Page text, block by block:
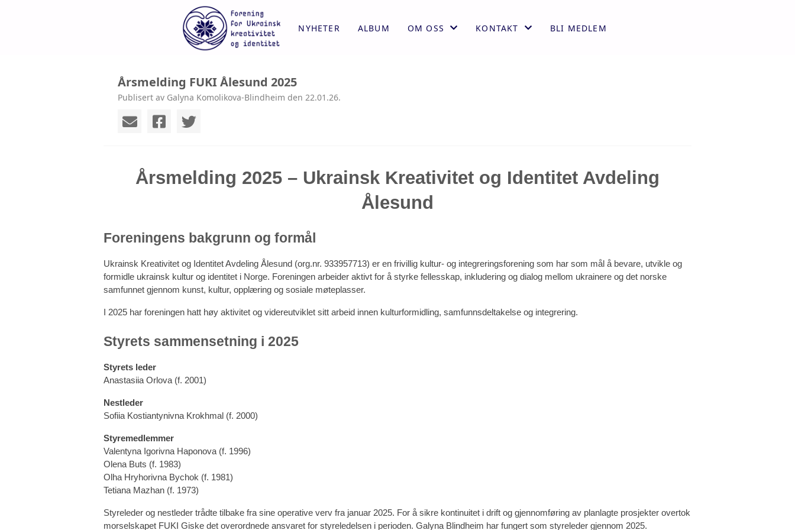
NYHETER ALBUM OM OSS KONTAKT BLI MEDLEM
Årsmelding FUKI Ålesund 2025
Publisert av Galyna Komolikova-Blindheim den 22.01.26.
Årsmelding 2025 – Ukrainsk Kreativitet og Identitet Avdeling
Ålesund
Foreningens bakgrunn og formål
Ukrainsk Kreativitet og Identitet Avdeling Ålesund (org.nr. 933957713) er en frivillig kultur- og integreringsforening som har som mål å bevare, utvikle og
formidle ukrainsk kultur og identitet i Norge. Foreningen arbeider aktivt for å styrke fellesskap, inkludering og dialog mellom ukrainere og det norske
samfunnet gjennom kunst, kultur, opplæring og sosiale møteplasser.
I 2025 har foreningen hatt høy aktivitet og videreutviklet sitt arbeid innen kulturformidling, samfunnsdeltakelse og integrering.
Styrets sammensetning i 2025
Styrets leder
Anastasiia Orlova (f. 2001)
Nestleder
Sofiia Kostiantynivna Krokhmal (f. 2000)
Styremedlemmer
Valentyna Igorivna Haponova (f. 1996)
Olena Buts (f. 1983)
Olha Hryhorivna Bychok (f. 1981)
Tetiana Mazhan (f. 1973)
Styreleder og nestleder trådte tilbake fra sine operative verv fra januar 2025. For å sikre kontinuitet i drift og gjennomføring av planlagte prosjekter overtok
morselskapet FUKI Giske det overordnede ansvaret for styreledelsen i perioden. Galyna Blindheim har fungert som styreleder gjennom 2025.